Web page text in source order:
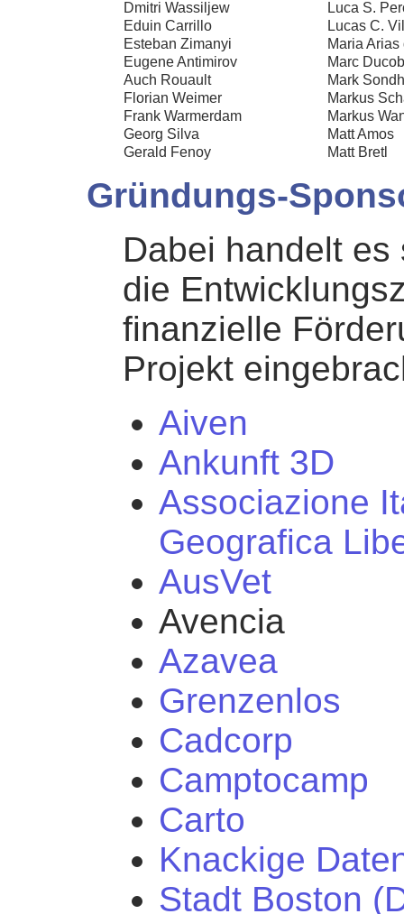
Dmitri Wassiljew
Luca S.
Eduin Carrillo
Lucas C.
Esteban Zimanyi
Maria
Eugene Antimirov
Marc
Auch Rouault
Mark
Florian Weimer
Markus
Frank Warmerdam
Markus
Georg Silva
Matt Amos
Gerald Fenoy
Matt Bretl
Gründungs-
Dabei handelt
die
finanzielle
Projekt
Aiven
Ankunft 3D
Associazione
Geografica
AusVet
Avencia
Azavea
Grenzenlos
Cadcorp
Camptocamp
Carto
Knackige
Stadt Boston